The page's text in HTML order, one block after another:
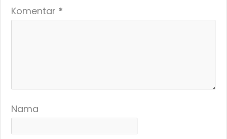
Komentar *
Nama